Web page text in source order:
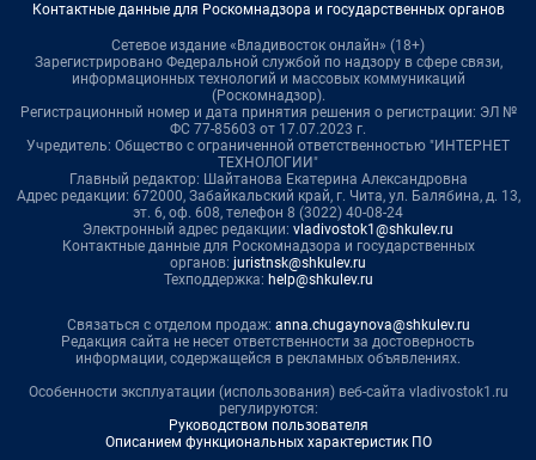
Контактные данные для Роскомнадзора и государственных органов
Сетевое издание «Владивосток онлайн» (18+)
Зарегистрировано Федеральной службой по надзору в сфере связи,
информационных технологий и массовых коммуникаций
(Роскомнадзор).
Регистрационный номер и дата принятия решения о регистрации: ЭЛ №
ФС 77-85603 от 17.07.2023 г.
Учредитель: Общество с ограниченной ответственностью "ИНТЕРНЕТ
ТЕХНОЛОГИИ"
Главный редактор: Шайтанова Екатерина Александровна
Адрес редакции: 672000, Забайкальский край, г. Чита, ул. Балябина, д. 13,
эт. 6, оф. 608, телефон 8 (3022) 40-08-24
Электронный адрес редакции: vladivostok1@shkulev.ru
Контактные данные для Роскомнадзора и государственных
органов: juristnsk@shkulev.ru
Техподдержка: help@shkulev.ru
Связаться с отделом продаж: anna.chugaynova@shkulev.ru
Редакция сайта не несет ответственности за достоверность
информации, содержащейся в рекламных объявлениях.
Особенности эксплуатации (использования) веб-сайта vladivostok1.ru
регулируются:
Руководством пользователя
Описанием функциональных характеристик ПО